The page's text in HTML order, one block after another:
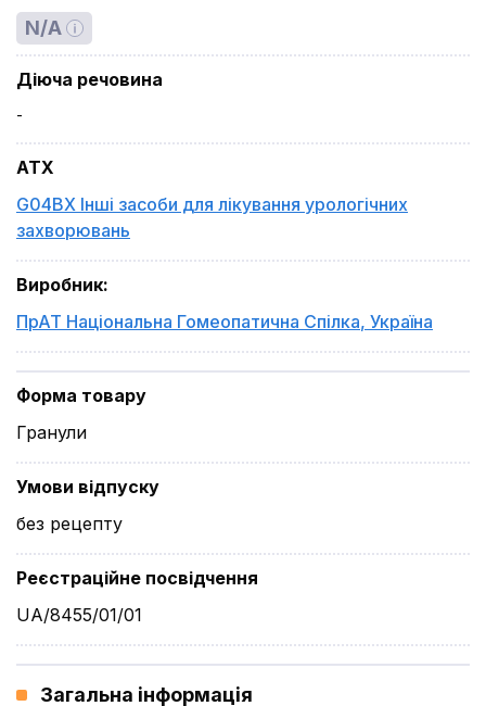
N/A
Діюча речовина
-
ATX
G04BX Інші засоби для лікування урологічних
захворювань
Виробник:
ПрАТ Національна Гомеопатична Спілка, Україна
Форма товару
Гранули
Умови відпуску
без рецепту
Реєстраційне посвідчення
UA/8455/01/01
Загальна інформація